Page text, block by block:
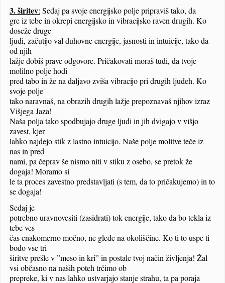
3. širitev: Sedaj pa svoje energijsko polje pripraviš tako, da
gre iz tebe in okrepi energijsko in vibracijsko raven drugih. Ko
doseže druge
ljudi, začutijo val duhovne energije, jasnosti in intuicije, tako da
od njih
lažje dobiš prave odgovore. Pričakovati moraš tudi, da tvoje
molilno polje hodi
pred tabo in že na daljavo zviša vibracijo pri drugih ljudeh. Ko
svoje polje
tako naravnaš, na obrazih drugih lažje prepoznavaš njihov izraz
Višjega Jaza!
Naša polja tako spodbujajo druge ljudi in jih dvigajo v višjo
zavest, kjer
lahko najdejo stik z lastno intuicijo. Naše polje molitve teče iz
nas in pred
nami, pa čeprav še nismo niti v stiku z osebo, se pretok že
dogaja! Moramo si
le ta proces zavestno predstavljati (s tem, da to pričakujemo) in to
se dogaja!
Sedaj je
potrebno uravnovesiti (zasidrati) tok energije, tako da bo tekla iz
tebe ves
čas enakomerno močno, ne glede na okoliščine. Ko ti to uspe ti
bodo vse tri
širitve prešle v ”meso in kri” in postale tvoj način življenja! Žal
vsi občasno na naših poteh trčimo ob
prepreke, ki v nas lahko ustvarjajo stanje strahu, ta pa poraja